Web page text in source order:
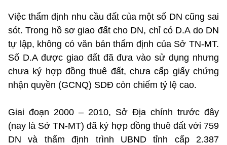
Việc thẩm định nhu cầu đất của một số DN cũng sai
sót. Trong hồ sơ giao đất cho DN, chỉ có D.A do DN
tự lập, không có văn bản thẩm định của Sở TN-MT.
Số D.A được giao đất đã đưa vào sử dụng nhưng
chưa ký hợp đồng thuê đất, chưa cấp giấy chứng
nhận quyền (GCNQ) SDĐ còn chiếm tỷ lệ cao.
Giai đoạn 2000 – 2010, Sở Địa chính trước đây
(nay là Sở TN-MT) đã ký hợp đồng thuê đất với 759
DN và thẩm định trình UBND tỉnh cấp 2.387